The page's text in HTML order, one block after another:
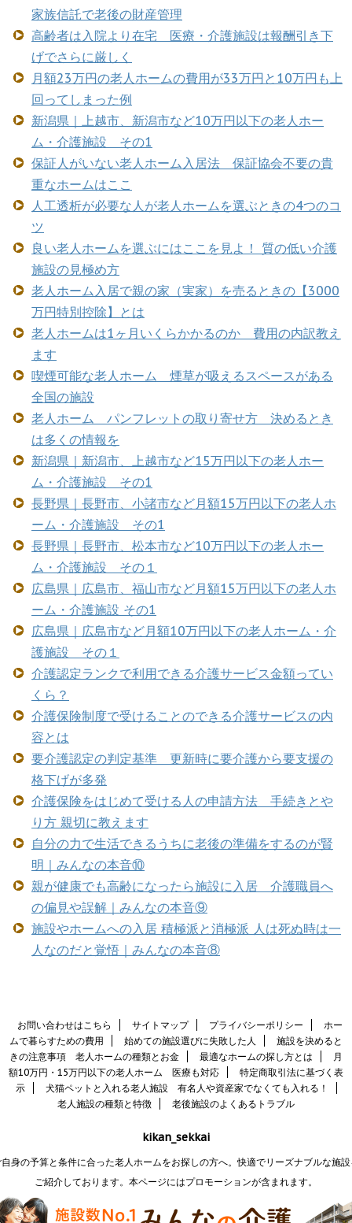
家族信託で老後の財産管理
高齢者は入院より在宅 医療・介護施設は報酬引き下
げでさらに厳しく
月額23万円の老人ホームの費用が33万円と10万円も上
回ってしまった例
新潟県｜上越市、新潟市など10万円以下の老人ホー
ム・介護施設 その1
保証人がいない老人ホーム入居法 保証協会不要の貴
重なホームはここ
人工透析が必要な人が老人ホームを選ぶときの4つのコ
ツ
良い老人ホームを選ぶにはここを見よ！ 質の低い介護
施設の見極め方
老人ホーム入居で親の家（実家）を売るときの【3000
万円特別控除】とは
老人ホームは1ヶ月いくらかかるのか 費用の内訳教え
ます
喫煙可能な老人ホーム 煙草が吸えるスペースがある
全国の施設
老人ホーム パンフレットの取り寄せ方 決めるとき
は多くの情報を
新潟県｜新潟市、上越市など15万円以下の老人ホー
ム・介護施設 その1
長野県｜長野市、小諸市など月額15万円以下の老人ホ
ーム・介護施設 その1
長野県｜長野市、松本市など10万円以下の老人ホー
ム・介護施設 その１
広島県｜広島市、福山市など月額15万円以下の老人ホ
ーム・介護施設 その1
広島県｜広島市など月額10万円以下の老人ホーム・介
護施設 その１
介護認定ランクで利用できる介護サービス金額ってい
くら？
介護保険制度で受けることのできる介護サービスの内
容とは
要介護認定の判定基準 更新時に要介護から要支援の
格下げが多発
介護保険をはじめて受ける人の申請方法 手続きとや
り方 親切に教えます
自分の力で生活できるうちに老後の準備をするのが賢
明｜みんなの本音⑩
親が健康でも高齢になったら施設に入居 介護職員へ
の偏見や誤解｜みんなの本音⑨
施設やホームへの入居 積極派と消極派 人は死ぬ時は一
人なのだと覚悟｜みんなの本音⑧
お問い合わせはこちら サイトマップ プライバシーポリシー
ホー
ムで暮らすための費用
始めての施設選びに失敗した人
施設を決めると
きの注意事項 老人ホームの種類とお金
最適なホームの探し方とは
月
額10万円・15万円以下の老人ホーム 医療も対応
特定商取引法に基づく表
示
犬猫ペットと入れる老人施設 有名人や資産家でなくても入れる！
老人施設の種類と特徴
老後施設のよくあるトラブル
kikan_sekkai
身の予算と条件に合った老人ホームをお探しの方へ。快適でリーズナブルな施
ご紹介しております。本ページにはプロモーションが含まれます。